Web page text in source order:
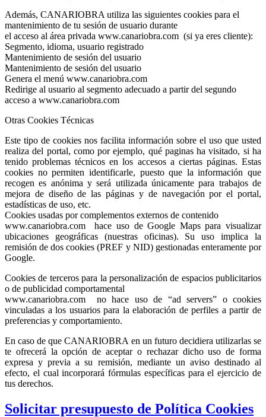
Además, CANARIOBRA utiliza las siguientes cookies para el
mantenimiento de tu sesión de usuario durante
el acceso al área privada www.canariobra.com (si ya eres cliente):
Segmento, idioma, usuario registrado
Mantenimiento de sesión del usuario
Mantenimiento de sesión del usuario
Genera el menú www.canariobra.com
Redirige al usuario al segmento adecuado a partir del segundo
acceso a www.canariobra.com
Otras Cookies Técnicas
Este tipo de cookies nos facilita información sobre el uso que usted
realiza del portal, como por ejemplo, qué paginas ha visitado, si ha
tenido problemas técnicos en los accesos a ciertas páginas. Estas
cookies no permiten identificarle, puesto que la información que
recogen es anónima y será utilizada únicamente para trabajos de
mejora de diseño de las páginas y de navegación por el portal,
estadísticas de uso, etc.
Cookies usadas por complementos externos de contenido
www.canariobra.com hace uso de Google Maps para visualizar
ubicaciones geográficas (nuestras oficinas). Su uso implica la
remisión de dos cookies (PREF y NID) gestionadas enteramente por
Google.
Cookies de terceros para la personalización de espacios publicitarios
o de publicidad comportamental
www.canariobra.com no hace uso de “ad servers” o cookies
vinculadas a los usuarios para la elaboración de perfiles a partir de
preferencias y comportamiento.
En caso de que CANARIOBRA en un futuro decidiera utilizarlas se
te ofrecerá la opción de aceptar o rechazar dicho uso de forma
expresa y previa a su remisión, mediante un aviso destinado al
efecto, el cual incorporará fórmulas específicas para el ejercicio de
tus derechos.
Solicitar presupuesto de Política Cookies